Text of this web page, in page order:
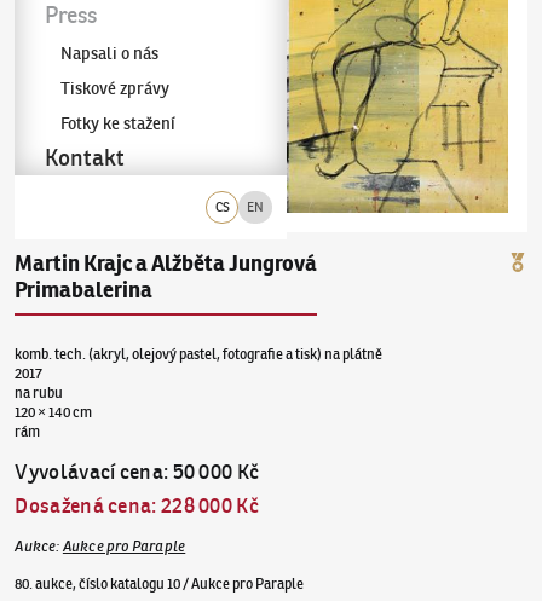
CS EN
Press
Napsali o nás
Tiskové zprávy
Fotky ke stažení
Kontakt
Martin Krajc a Alžběta Jungrová
Primabalerina
komb. tech. (akryl, olejový pastel, fotografie a tisk) na plátně
2017
na rubu
120 × 140 cm
rám
Vyvolávací cena:50 000 Kč
Dosažená cena:228 000 Kč
Aukce: Aukce pro Paraple
80. aukce, číslo katalogu 10 / Aukce pro Paraple